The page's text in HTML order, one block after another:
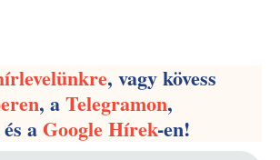
, vagy kövess
, aTelegramon,
és aGoogle Hírek-en!